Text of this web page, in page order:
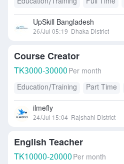
UpSkill Bangladesh
26/Jul 05:19 Dhaka District
Course Creator
TK3000-30000 Per month
Education/Training
Part Time
ilmefly
24/Jul 15:04 Rajshahi District
English Teacher
TK10000-20000 Per month